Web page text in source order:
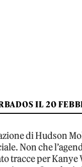
IL 20
di Hudson
Non che
tracce per Kanye